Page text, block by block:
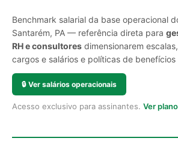
Benchmark salarial da base operacional
Santarém, PA — referência direta para
RH e consultores dimensionarem
cargos e salários e políticas de benefícios
🔒 Ver salários operacionais
Acesso exclusivo para assinantes. Ver